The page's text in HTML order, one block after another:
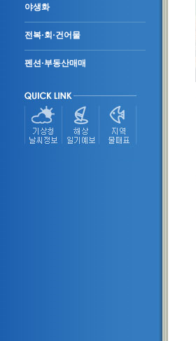
야생화
전복·회·건어물
펜션·부동산매매